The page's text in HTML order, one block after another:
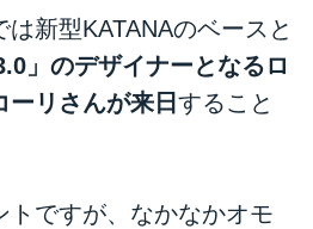
は新型KATANAのベースと
」のデザイナーとなるロ
ーリさんが来日 すること
トですが、なかなかオモ